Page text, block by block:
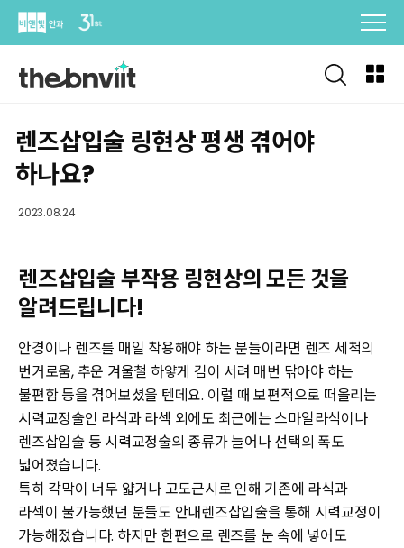
Skip
렌즈삽입술 링현상 평생 겪어야
하나요?
2023.08.24
렌즈삽입술 부작용 링현상의 모든 것을
알려드립니다!
안경이나 렌즈를 매일 착용해야 하는 분들이라면 렌즈 세척의
번거로움, 추운 겨울철 하얗게 김이 서려 매번 닦아야 하는
불편함 등을 겪어보셨을 텐데요. 이럴 때 보편적으로 떠올리는
시력교정술인 라식과 라섹 외에도 최근에는 스마일라식이나
렌즈삽입술 등 시력교정술의 종류가 늘어나 선택의 폭도
넓어졌습니다.
특히 각막이 너무 얇거나 고도근시로 인해 기존에 라식과
라섹이 불가능했던 분들도 안내렌즈삽입술을 통해 시력교정이
가능해졌습니다. 하지만 한편으로 렌즈를 눈 속에 넣어도